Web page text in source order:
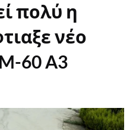
πολύ η
νέο
60 A3